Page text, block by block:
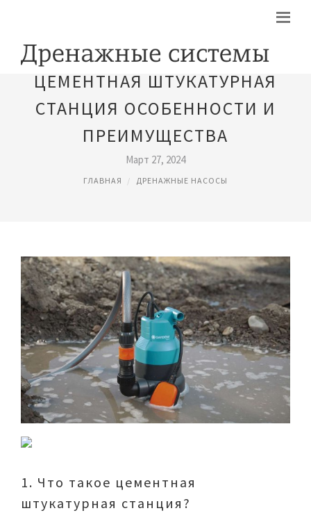
ЦЕМЕНТНАЯ ШТУКАТУРНАЯ
СТАНЦИЯ ОСОБЕННОСТИ И
ПРЕИМУЩЕСТВА
Март 27, 2024
ГЛАВНАЯ ДРЕНАЖНЫЕ НАСОСЫ
1. Что такое цементная
штукатурная станция?